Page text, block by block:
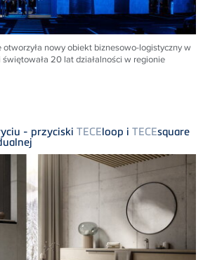
nowy obiekt biznesowo-logistyczny w
20 lat działalności w regionie
- przyciski TECEloop i TECEsquare